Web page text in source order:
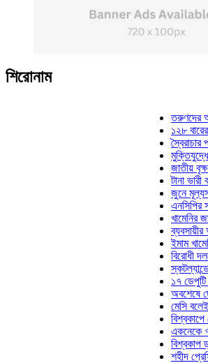
শিরোনাম
তরুণদের
১২৮ বারের
স্বৈরাচার
মুক্তিযুদ্ধের
জাতীয়
টানা ভারী বর্ষণ
জুনে
এনসিপির
খামেনির
ব্যবসায়ীর
ইমাম খামেনির
বিরোধী দলকে
স্কটল্যান্ডের
১৭ ডেপুটি ও
অবশেষে ছেলের
মেসি বলেই লাল
বিশ্বকাপে নেই
একনেকে ৭
বিশ্বকাপ ড্র
শহীদ